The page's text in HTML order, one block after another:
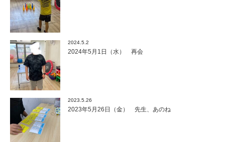
2024.5.2
2024年5月1日（水） 再会
2023.5.26
2023年5月26日（金） 先生、あのね